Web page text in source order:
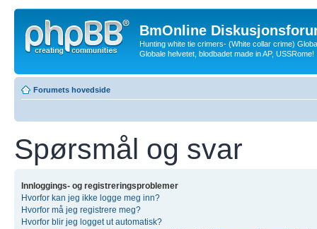
BmOnline
Hunting white tie crimers- (White collar crime)
Globale helvetet, blodbadet made in AP, USSRome!
Forumets hovedside
Spørsmål og svar
Innloggings- og registreringsproblemer
Hvorfor kan jeg ikke logge meg inn?
Hvorfor må jeg registrere meg?
Hvorfor blir jeg logget ut automatisk?